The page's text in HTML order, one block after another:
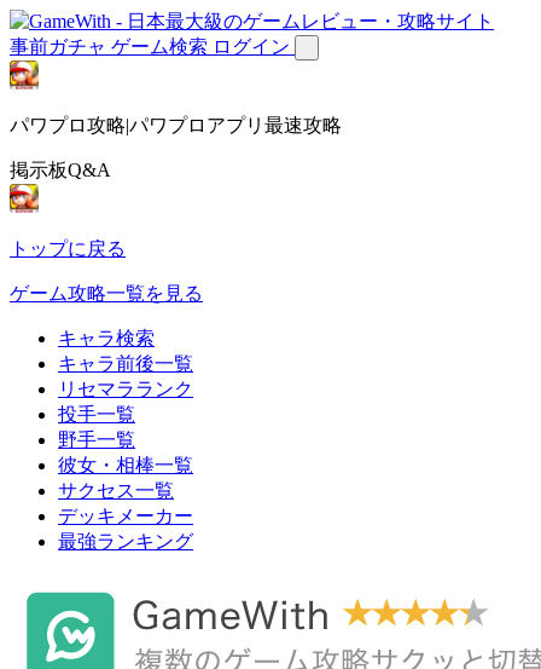
事前ガチャ ゲーム検索 ログイン
パワプロ攻略|パワプロアプリ最速攻略
掲示板Q&A
トップに戻る
ゲーム攻略一覧を見る
キャラ検索
キャラ前後一覧
リセマラランク
投手一覧
野手一覧
彼女・相棒一覧
サクセス一覧
デッキメーカー
最強ランキング